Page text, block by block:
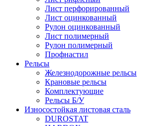
Лист перфорированный
Лист оцинкованный
Рулон оцинкованный
Лист полимерный
Рулон полимерный
Профнастил
Рельсы
Железнодорожные рельсы
Крановые рельсы
Комплектующие
Рельсы Б/У
Износостойкая листовая сталь
DUROSTAT